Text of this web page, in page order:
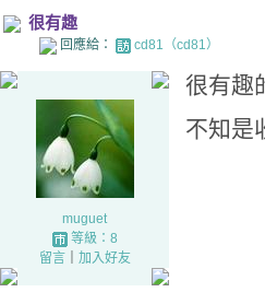
很有趣
回應給： cd81（cd81）
muguet
等級：8
留言｜ 加入好友
很有趣
不知是